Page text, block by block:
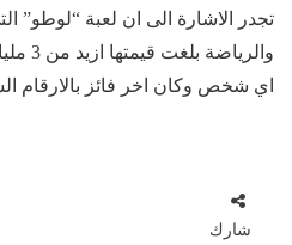
تجدر الاشارة الى ان لعبة “لوطو”
اي شخص وكان اخر فائز بالارقام
شارك